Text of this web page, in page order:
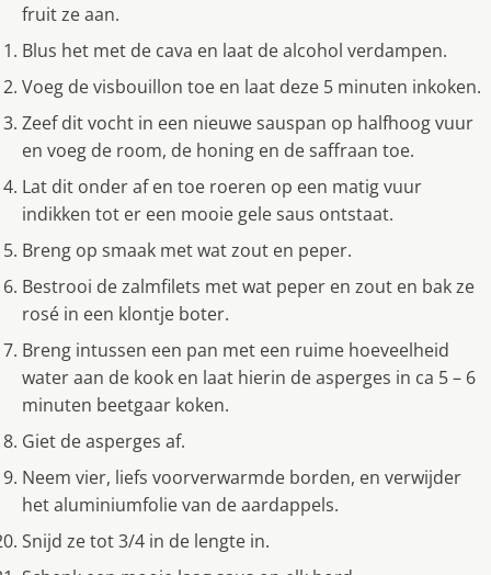
fruit ze aan.
Blus het met de cava en laat de alcohol verdampen.
Voeg de visbouillon toe en laat deze 5 minuten inkoken.
Zeef dit vocht in een nieuwe sauspan op halfhoog vuur
en voeg de room, de honing en de saffraan toe.
Lat dit onder af en toe roeren op een matig vuur
indikken tot er een mooie gele saus ontstaat.
Breng op smaak met wat zout en peper.
Bestrooi de zalmfilets met wat peper en zout en bak ze
rosé in een klontje boter.
Breng intussen een pan met een ruime hoeveelheid
water aan de kook en laat hierin de asperges in ca 5 – 6
minuten beetgaar koken.
Giet de asperges af.
Neem vier, liefs voorverwarmde borden, en verwijder
het aluminiumfolie van de aardappels.
Snijd ze tot 3/4 in de lengte in.